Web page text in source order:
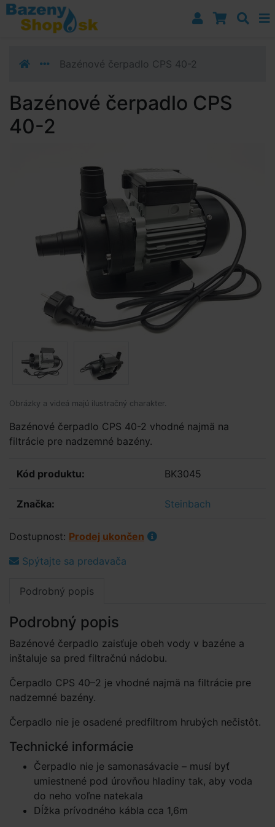
Prejsť k navigácii
Prejsť na obsah
Prejsť k bočnému stĺpci
Bazénové čerpadlo CPS 40-2
Bazénové čerpadlo CPS
40-2
Obrázky a videá majú ilustračný charakter.
Bazénové čerpadlo CPS 40-2 vhodné najmä na
filtrácie pre nadzemné bazény.
Kód produktu: BK3045
Značka: Steinbach
Dostupnost: Prodej ukončen
Spýtajte sa predavača
Podrobný popis
Podrobný popis
Bazénové čerpadlo zaisťuje obeh vody v bazéne a
inštaluje sa pred filtračnú nádobu.
Čerpadlo CPS 40–2 je vhodné najmä na filtrácie pre
nadzemné bazény.
Čerpadlo nie je osadené predfiltrom hrubých nečistôt.
Technické informácie
Čerpadlo nie je samonasávacie – musí byť
umiestnené pod úrovňou hladiny tak, aby voda
do neho voľne natekala
Dĺžka prívodného kábla cca 1,6m